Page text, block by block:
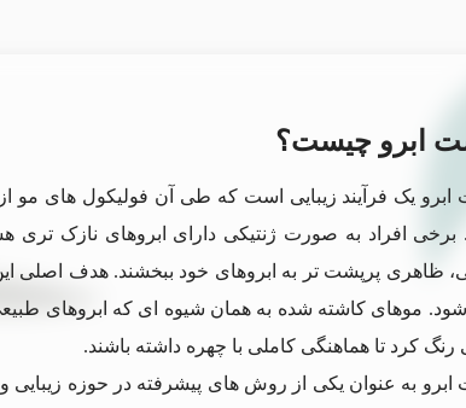
ابرو چیست؟
یک فرآیند زیبایی است که طی آن فولیکول های مو
برخی افراد به صورت ژنتیکی دارای ابروهای نازک تری
ظاهری پرپشت تر به ابروهای خود ببخشند. هدف اصلی
شود. موهای کاشته شده به همان شیوه ای که ابروهای
رنگ کرد تا هماهنگی کاملی با چهره داشته باشند.
به عنوان یکی از روش های پیشرفته در حوزه زیبایی